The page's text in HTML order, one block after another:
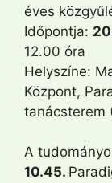
éves
Időpontja:
12.00 óra
Helyszíne:
Központ,
tanácsterem
A
10.45.